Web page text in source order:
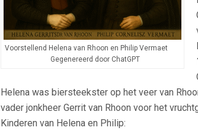
Voorstellend Helena van Rhoon en Philip Vermaet
Gegenereerd door ChatGPT
Helena was biersteekster op het veer van
vader jonkheer Gerrit van Rhoon voor het
Kinderen van Helena en Philip: